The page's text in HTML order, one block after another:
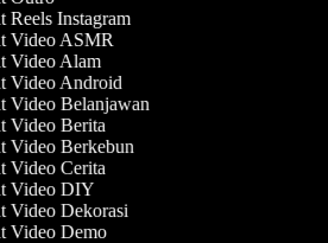
Reels Instagram
Video ASMR
Video Alam
Video Android
Video Belanjawan
Video Berita
Video Berkebun
Video Cerita
Video DIY
Video Dekorasi
Video Demo